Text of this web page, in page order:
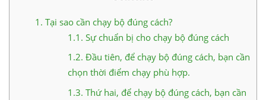
1. Tại sao cần chạy bộ đúng cách?
1.1. Sự chuẩn bị cho chạy bộ đúng cách
1.2. Đầu tiên, để chạy bộ đúng cách, bạn cần
chọn thời điểm chạy phù hợp.
1.3. Thứ hai, để chạy bộ đúng cách, bạn cần